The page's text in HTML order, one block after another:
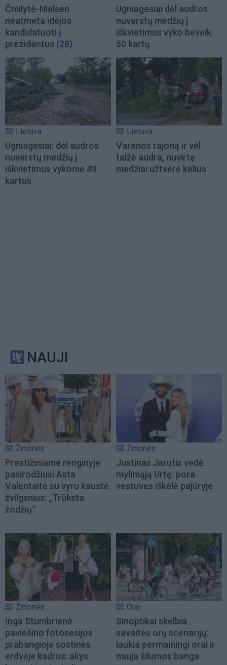
Čmilytė-Nielsen
neatmeta idėjos
kandidatuoti į
prezidentus (28)
Ugniagesiai dėl audros
nuverstų medžių į
iškvietimus vyko beveik
50 kartų
Lietuva
Ugniagesiai: dėl audros
nuverstų medžių į
iškvietimus vykome 49
kartus
Lietuva
Varėnos rajoną ir vėl
talžė audra, nuvirtę
medžiai užtvėrė kelius
NAUJI
Žmonės
Prestižiniame renginyje
pasirodžiusi Asta
Valentaitė su vyru kaustė
žvilgsnius: „Trūksta
žodžių“
Žmonės
Justinas Jarutis vedė
mylimąją Urtę: pora
vestuves iškėlė pajūryje
Žmonės
Inga Stumbrienė
paviešino fotosesijos
prabangioje sostinės
erdvėje kadrus: akys
Orai
Sinoptikai skelbia
savaitės orų scenarijų:
laukia permainingi orai ir
nauja šilumos banga